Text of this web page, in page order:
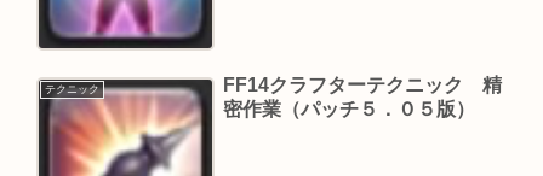
テクニック
FF14クラフターテクニック 精
密作業（パッチ５．０５版）